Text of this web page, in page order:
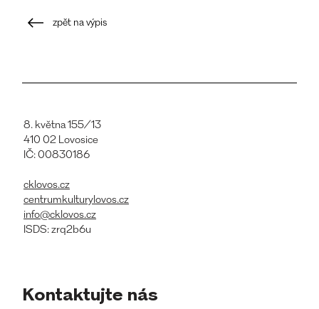
zpět na výpis
8. května 155/13
410 02 Lovosice
IČ: 00830186
cklovos.cz
centrumkulturylovos.cz
info@cklovos.cz
ISDS: zrq2b6u
Kontaktujte nás